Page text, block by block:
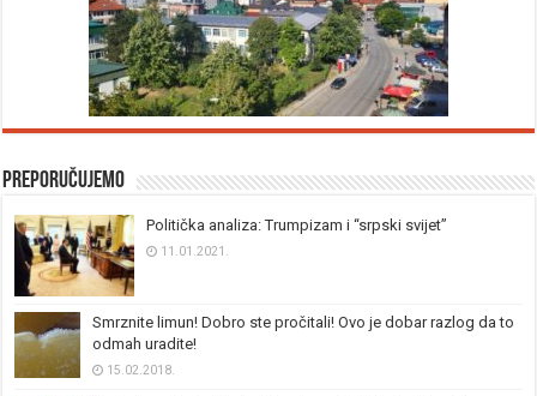
Preporučujemo
Politička analiza: Trumpizam i “srpski svijet”
11.01.2021.
Smrznite limun! Dobro ste pročitali! Ovo je dobar razlog da to
odmah uradite!
15.02.2018.